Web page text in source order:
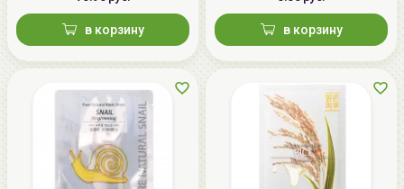
в корзину в корзину